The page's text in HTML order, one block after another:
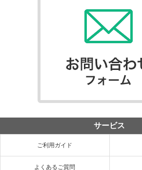
サービス
ご利用ガイド
よくあるご質問